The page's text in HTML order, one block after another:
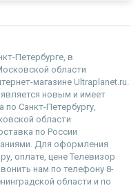
Петербурге, в
области
магазине Ultraplanet.ru.
новым и имеет
Санкт-Петербургу,
области
по России
Для оформления
оплате, цене Телевизор
нам по телефону 8-
области и по